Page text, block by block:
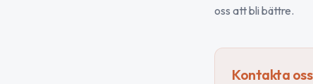
oss att bli bättre.
Kontakta oss